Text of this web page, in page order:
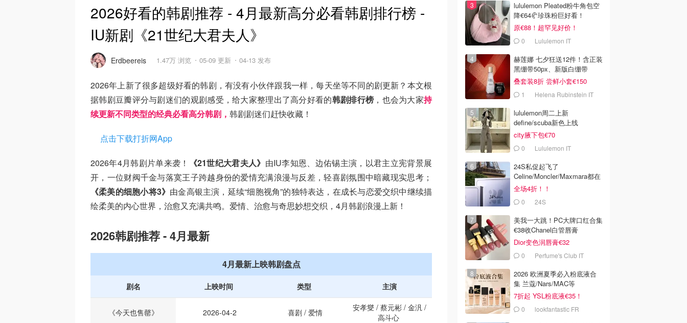
2026好看的韩剧推荐 - 4月最新高分必看韩剧排行榜 -
IU新剧《21世纪大君夫人》
Erdbeereis 1.47万 浏览 05-09 更新 04-13 发布
2026年上新了很多超级好看的韩剧，有没有小伙伴跟我一样，每天坐等不同的剧更新？本文根
据韩剧豆瓣评分与剧迷们的观剧感受，给大家整理出了高分好看的韩剧排行榜 ，也会为大家持
续更新不同类型的经典必看高分韩剧， 韩剧剧迷们赶快收藏！
点击下载打折网App
2026年4月韩剧片单来袭！ 《21世纪大君夫人》 由IU李知恩、边佑锡主演，以君主立宪背景展
开，一位财阀千金与落寞王子跨越身份的爱情充满浪漫与反差，轻喜剧氛围中暗藏现实思考；
《柔美的细胞小将3》 由金高银主演，延续“细胞视角”的独特表达，在成长与恋爱交织中继续描
绘柔美的内心世界，治愈又充满共鸣。爱情、治愈与奇思妙想交织，4月韩剧浪漫上新！
2026韩剧推荐 - 4月最新
4月最新上映韩剧盘点
剧名 上映时间 类型 主演
《今天也售罄》 2026-04-2 喜剧 / 爱情
安孝燮 / 蔡元彬 / 金汎 /
高斗心
lululemon Pleated粉牛角包空
降€64🥐珍珠粉巨好看！
原€88！超罕见好价！
0 Lululemon IT
赫莲娜 七夕狂送12件！含正装
黑绷带50px、新版白绷带
叠套装8折 尝鲜小套€150
1 Helena Rubinstein IT
lululemon周二上新
define/scuba新色上线
city腋下包€70
0 Lululemon IT
24S私促起飞了
Celine/Moncler/Maxmara都在
全场4折！！
0 24S
美我一大跳！PC大牌口红合集
€38收Chanel白管唇膏
Dior变色润唇膏€32
0 Perfume's Club IT
2026 欧洲夏季必入粉底液合
集 兰蔻/Nars/MAC等
7折起 YSL粉底液€35！
0 lookfantastic FR